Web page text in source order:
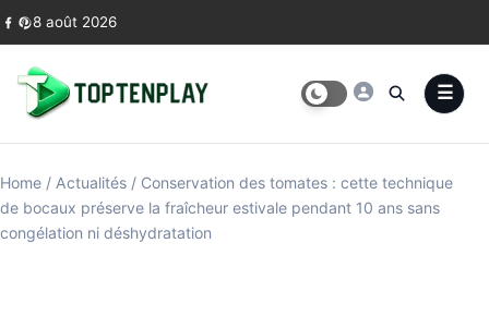
Skip to content
8 août 2026
Home / Actualités / Conservation des tomates : cette technique
de bocaux préserve la fraîcheur estivale pendant 10 ans sans
congélation ni déshydratation